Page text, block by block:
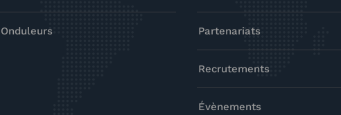
Onduleurs Partenariats
Recrutements
Évènements